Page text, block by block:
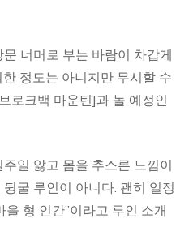
너머로 부는 바람이 차갑게
정도는 아니지만 무시할 수
로크백 마운틴]과 놀 예정인
일 앓고 몸을 추스른 느낌이
굴 루인이 아니다. 괜히 일정
형 인간”이라고 루인 소개